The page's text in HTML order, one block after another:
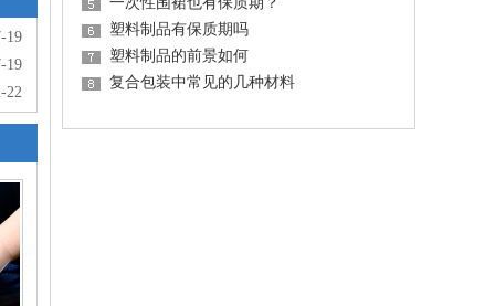
19
19
22
塑料制品有保质期吗
塑料制品的前景如何
复合包装中常见的几种材料